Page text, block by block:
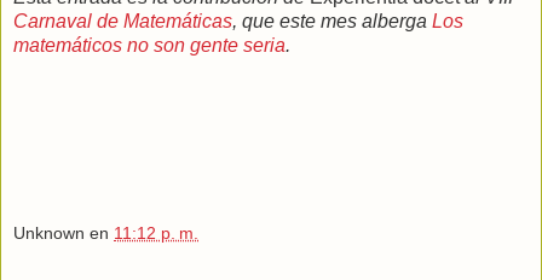
Carnaval de Matemáticas, que este mes alberga Los
matemáticos no son gente seria.
Unknown en 11:12 p. m.